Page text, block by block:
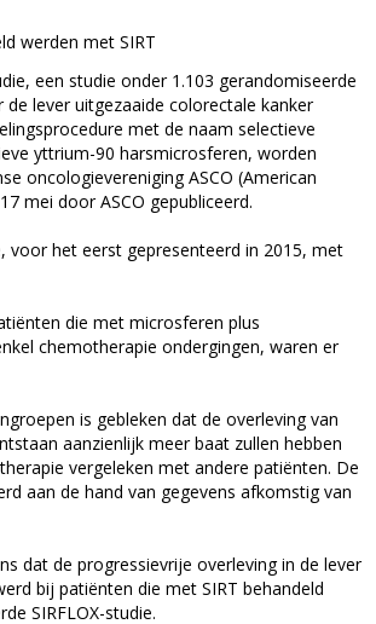
werden met SIRT
een studie onder 1.103 gerandomiseerde
lever uitgezaaide colorectale kanker
met de naam selectieve
yttrium-90 harsmicrosferen, worden
oncologievereniging ASCO (American
mei door ASCO gepubliceerd.
voor het eerst gepresenteerd in 2015, met
die met microsferen plus
chemotherapie ondergingen, waren er
is gebleken dat de overleving van
aanzienlijk meer baat zullen hebben
vergeleken met andere patiënten. De
aan de hand van gegevens afkomstig van
dat de progressievrije overleving in de lever
bij patiënten die met SIRT behandeld
SIRFLOX-studie.